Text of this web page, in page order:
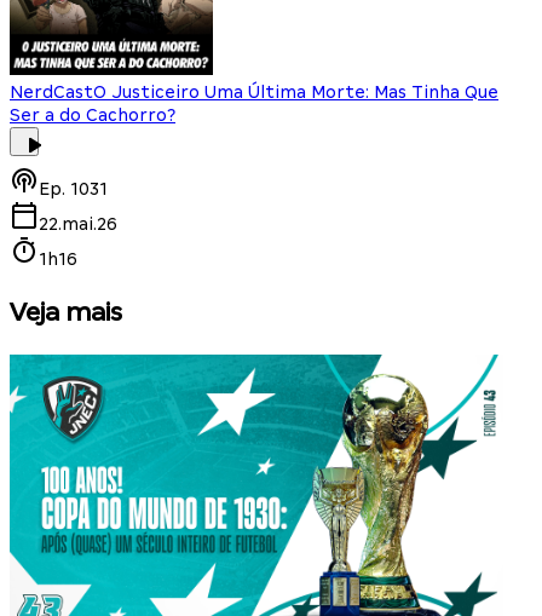
NerdCastO Justiceiro Uma Última Morte: Mas Tinha Que
Ser a do Cachorro?
Ep. 1031
22.mai.26
1h16
Veja mais